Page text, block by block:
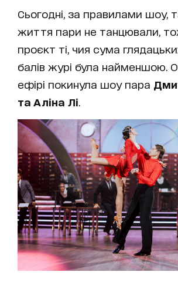
Сьогодні, за правилами шоу,
життя пари не танцювали,
проєкт ті, чия сума
балів журі була найменшою.
ефірі покинула шоу пара
та Аліна Лі